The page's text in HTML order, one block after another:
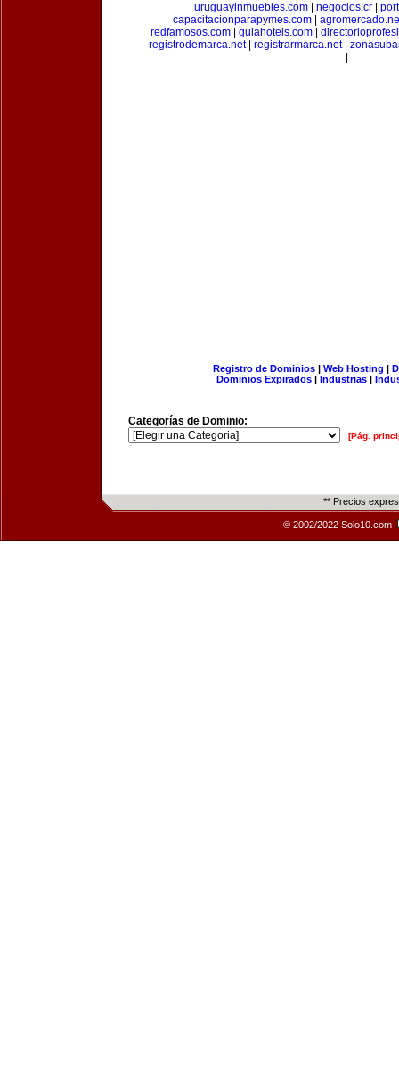
uruguayinmuebles.com| negocios.cr|
capacitacionparapymes.com
redfamosos.com| guiahotels.com|
registrodemarca.net| registrarmarca.net|
Registro de Dominios| Web Hosting |
Dominios Expirados | Industrias |
Categorías de Dominio:
[Pág.
** Precios
© 2002/2022 Solo10.com